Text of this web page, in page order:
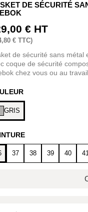
DE SÉCURITÉ
€ HT
€ TTC)
de sécurité sans métal
coque de sécurité
chez vous ou au
GRIS
37 38 39 40